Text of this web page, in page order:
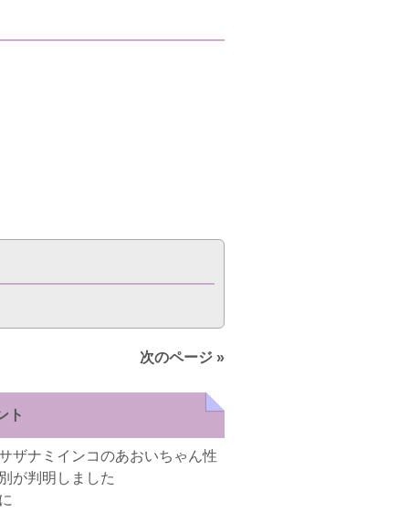
次のページ »
ト
ザナミインコのあおいちゃん性
が判明しました